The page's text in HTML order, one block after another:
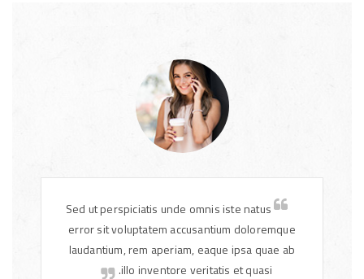
Sed ut perspiciatis unde omnis iste natus
error sit voluptatem accusantium doloremque
laudantium, rem aperiam, eaque ipsa quae ab
illo inventore veritatis et quasi.